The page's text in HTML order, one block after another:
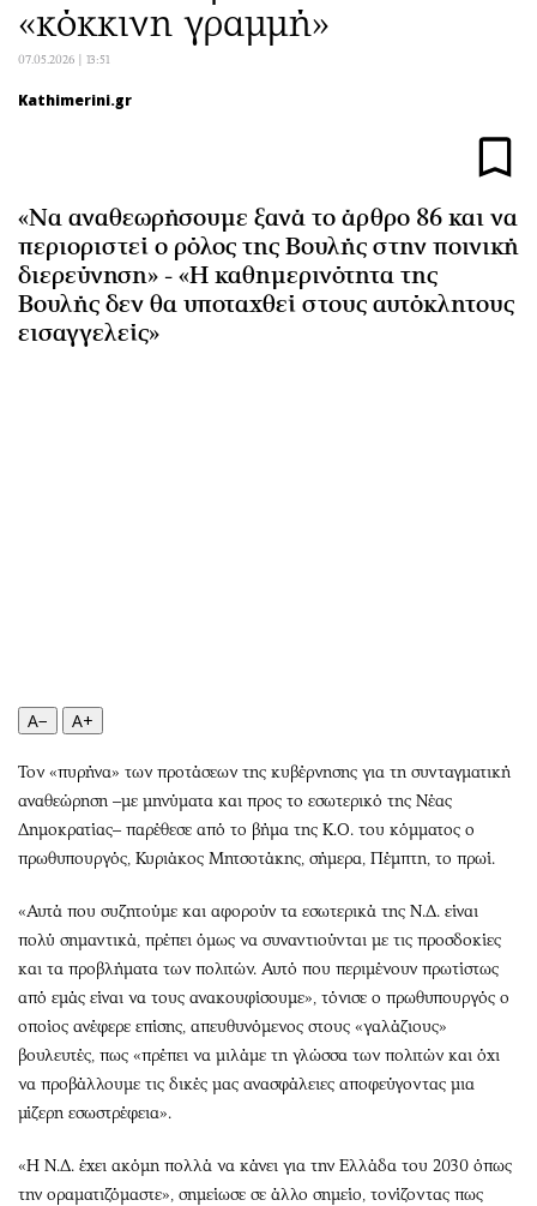
Αθλητισμός
Κύπρος
Ελλάδα
Οικονομία
Real Estate
Επιχειρήσεις
Αγορές
Σινεμά
Μουσική
Εικαστικά
Βιβλίο
Geek
Πολιτική
Οικονομία
Γενικά
Uncut
Προσφορές
Προσωπικότητες στην ''Κ''
«κόκκινη γραμμή»
07.05.2026 | 13:51
Kathimerini.gr
«Να αναθεωρήσουμε ξανά το άρθρο 86 και να
περιοριστεί ο ρόλος της Βουλής στην ποινική
διερεύνηση» - «Η καθημερινότητα της
Βουλής δεν θα υποταχθεί στους αυτόκλητους
εισαγγελείς»
A− A+
Τον «πυρήνα» των προτάσεων της κυβέρνησης για τη συνταγματική
αναθεώρηση –με μηνύματα και προς το εσωτερικό της Νέας
Δημοκρατίας– παρέθεσε από το βήμα της Κ.Ο. του κόμματος ο
πρωθυπουργός, Κυριάκος Μητσοτάκης, σήμερα, Πέμπτη, το πρωί.
«Αυτά που συζητούμε και αφορούν τα εσωτερικά της Ν.Δ. είναι
πολύ σημαντικά, πρέπει όμως να συναντιούνται με τις προσδοκίες
και τα προβλήματα των πολιτών. Αυτό που περιμένουν πρωτίστως
από εμάς είναι να τους ανακουφίσουμε», τόνισε ο πρωθυπουργός ο
οποίος ανέφερε επίσης, απευθυνόμενος στους «γαλάζιους»
βουλευτές, πως «πρέπει να μιλάμε τη γλώσσα των πολιτών και όχι
να προβάλλουμε τις δικές μας ανασφάλειες αποφεύγοντας μια
μίζερη εσωστρέφεια».
«Η Ν.Δ. έχει ακόμη πολλά να κάνει για την Ελλάδα του 2030 όπως
την οραματιζόμαστε», σημείωσε σε άλλο σημείο, τονίζοντας πως